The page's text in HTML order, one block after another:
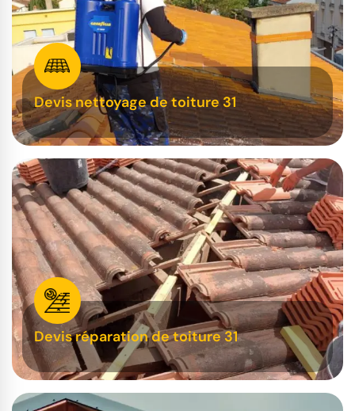
Devis nettoyage de toiture 31
Devis réparation de toiture 31